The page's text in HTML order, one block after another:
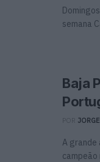
semana
Baja
A grande
campeão